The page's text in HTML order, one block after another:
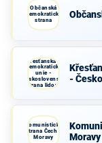
Občanská
demokratická
strana
Křesťanská a
demokratická
unie -
Československá
strana lidová
-
Komunistická
strana Čech a
Moravy
Moravy